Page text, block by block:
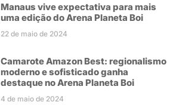
Manaus vive expectativa para mais
uma edição do Arena Planeta Boi
22 de maio de 2024
Camarote Amazon Best: regionalismo
moderno e sofisticado ganha
destaque no Arena Planeta Boi
4 de maio de 2024